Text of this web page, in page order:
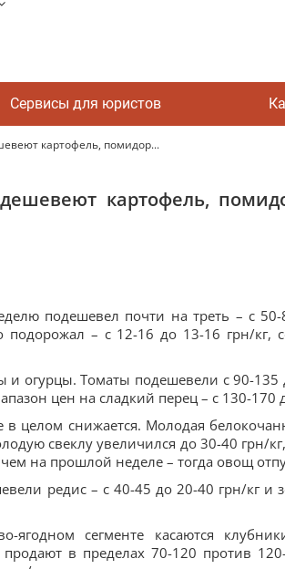
Сервисы для юристов
картофель, помидор...
картофель,
подешевел почти на треть – с
подорожал – с 12-16 до 13-16 грн/кг,
огурцы. Томаты подешевели с 90-135
цен на сладкий перец – с 130-170
целом снижается. Молодая
свеклу увеличился до 30-40 грн/
на прошлой неделе – тогда овощ
редис – с 40-45 до 20-40 грн/кг и
ягодном сегменте касаются
в пределах 70-120 против